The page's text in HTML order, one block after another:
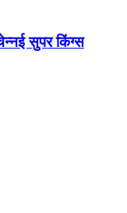
सुपर किंग्स